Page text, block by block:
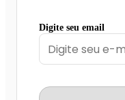
Digite seu email